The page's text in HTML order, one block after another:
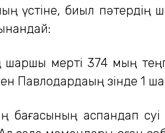
үстіне, биыл пәтердің
шаршы мерті 374 мың
Павлодардаың өзінде 1
бағасының аспандап